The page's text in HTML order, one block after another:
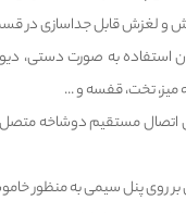
و لغزش قابل جداسازی در
با امکان استفاده به صورت
میز، تخت، قفسه و ...
اتصال مستقیم دوشاخه
بر روی پنل سیمی به منظور